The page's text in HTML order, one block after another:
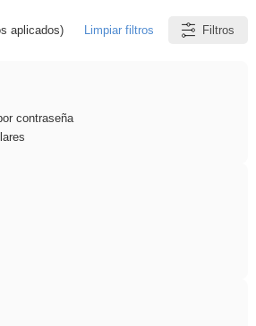
aplicados) Limpiar filtros Filtros
contraseña